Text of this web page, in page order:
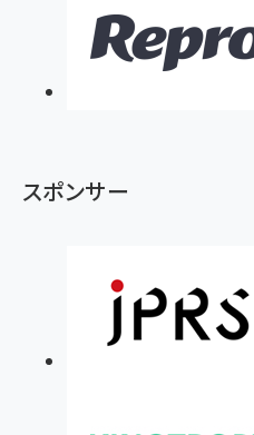
スポンサー